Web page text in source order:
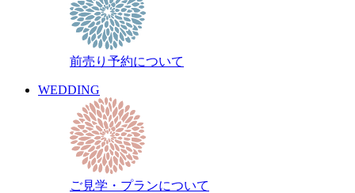
前売り予約について
WEDDING
ご見学・プランについて